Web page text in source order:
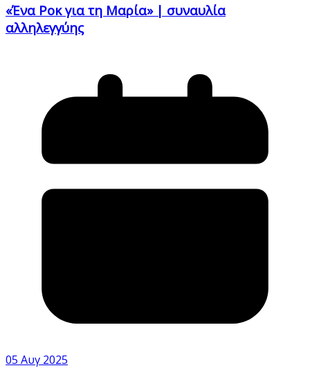
«Ένα Ροκ για τη Μαρία» | συναυλία
αλληλεγγύης
05 Αυγ 2025